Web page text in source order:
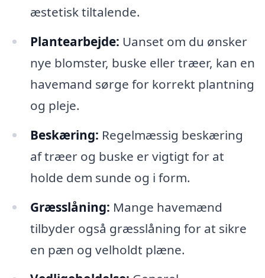
æstetisk tiltalende.
Plantearbejde: Uanset om du ønsker
nye blomster, buske eller træer, kan en
havemand sørge for korrekt plantning
og pleje.
Beskæring: Regelmæssig beskæring
af træer og buske er vigtigt for at
holde dem sunde og i form.
Græsslåning: Mange havemænd
tilbyder også græsslåning for at sikre
en pæn og velholdt plæne.